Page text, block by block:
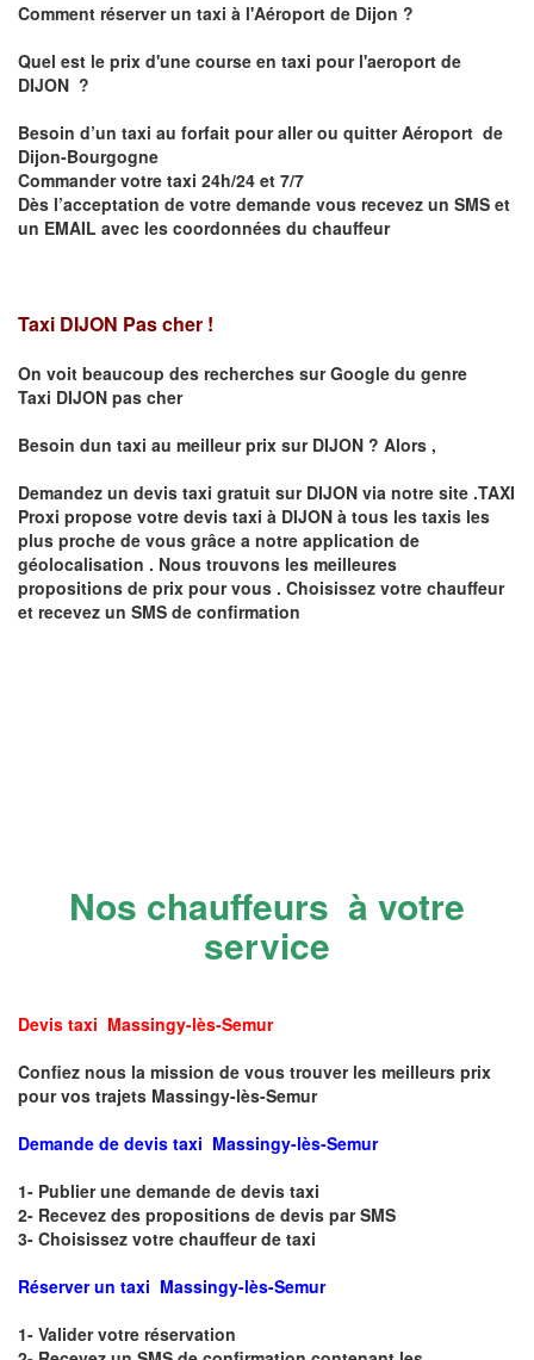
Comment réserver un taxi à l'Aéroport de Dijon ?
Quel est le prix d'une course en taxi pour l'aeroport de
DIJON ?
Besoin d’un taxi au forfait pour aller ou quitter Aéroport de
Dijon-Bourgogne
Commander votre taxi 24h/24 et 7/7
Dès l’acceptation de votre demande vous recevez un SMS et
un EMAIL avec les coordonnées du chauffeur
Taxi DIJON Pas cher !
On voit beaucoup des recherches sur Google du genre
Taxi DIJON pas cher
Besoin dun taxi au meilleur prix sur DIJON ? Alors ,
Demandez un devis taxi gratuit sur DIJON via notre site .TAXI
Proxi propose votre devis taxi à DIJON à tous les taxis les
plus proche de vous grâce a notre application de
géolocalisation . Nous trouvons les meilleures
propositions de prix pour vous . Choisissez votre chauffeur
et recevez un SMS de confirmation
Nos chauffeurs à votre
service
Devis taxi Massingy-lès-Semur
Confiez nous la mission de vous trouver les meilleurs prix
pour vos trajets Massingy-lès-Semur
Demande de devis taxi Massingy-lès-Semur
1- Publier une demande de devis taxi
2- Recevez des propositions de devis par SMS
3- Choisissez votre chauffeur de taxi
Réserver un taxi Massingy-lès-Semur
1- Valider votre réservation